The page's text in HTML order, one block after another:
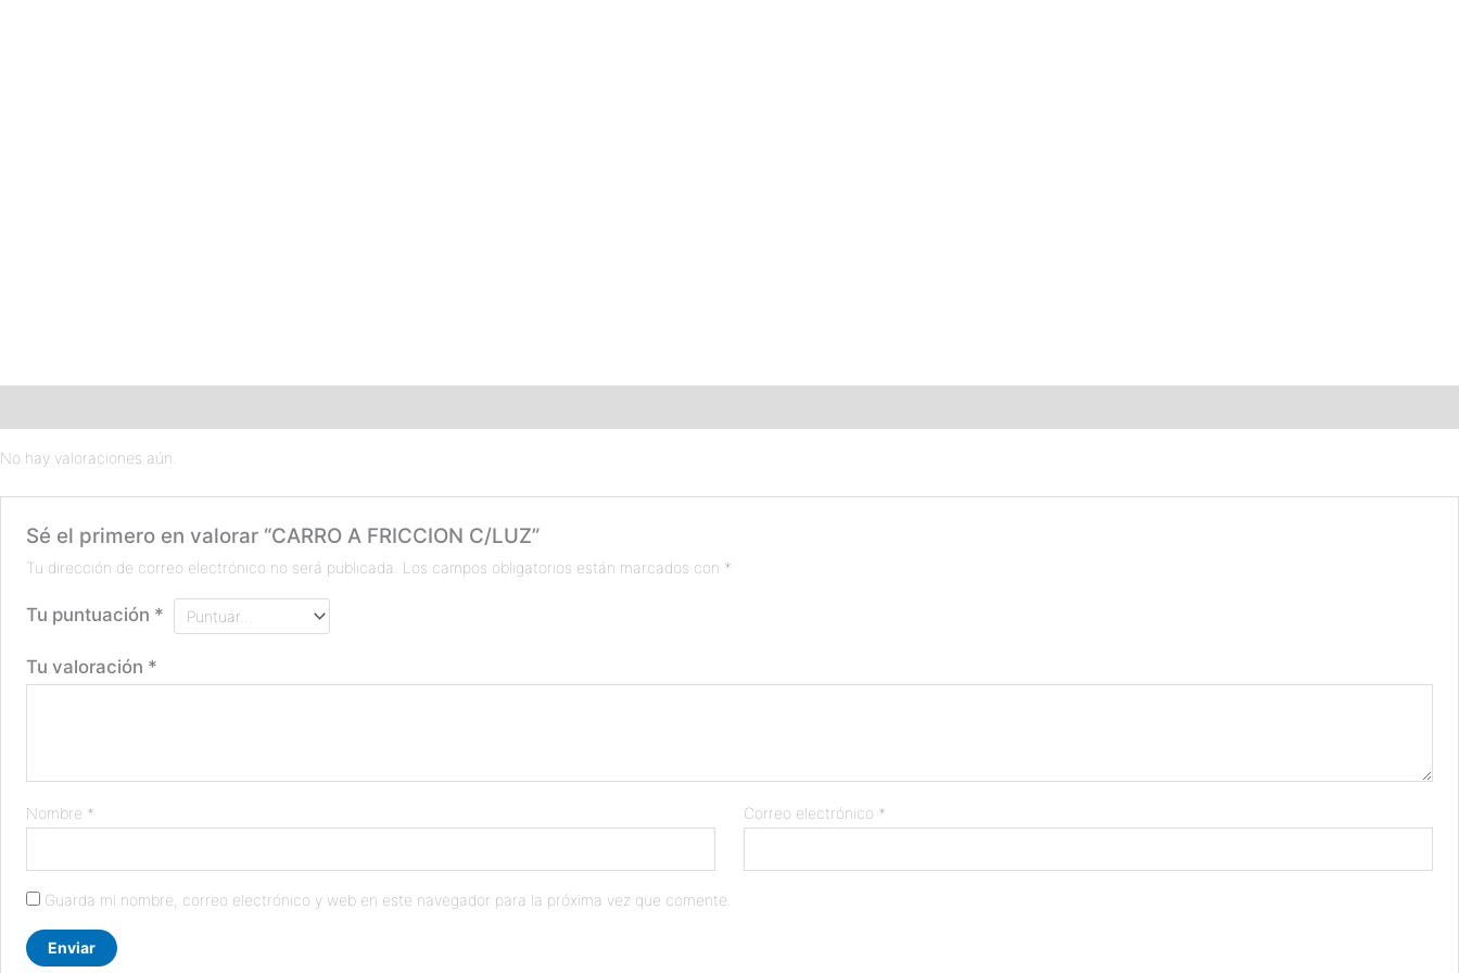
No hay valoraciones aún.
Sé el primero en valorar “CARRO A FRICCION C/LUZ”
Tu dirección de correo electrónico no será publicada. Los campos obligatorios están marcados con *
Tu puntuación *
Tu valoración *
Nombre * Correo electrónico *
Guarda mi nombre, correo electrónico y web en este navegador para la próxima vez que comente.